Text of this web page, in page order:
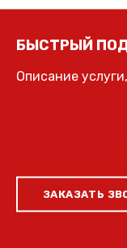
БЫСТРЫЙ
Описание
ЗАКАЗАТЬ